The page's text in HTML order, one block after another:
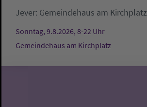
Jever: Gemeindehaus am Kirchplatz
Sonntag, 9.8.2026, 8-22 Uhr
Gemeindehaus am Kirchplatz